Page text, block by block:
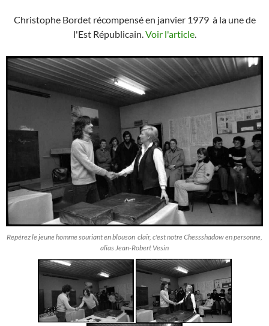
Christophe Bordet récompensé en janvier 1979 à la une de
l'Est Républicain.Voir l'article.
Repérez le jeune homme souriant en blouson clair, c'est notre Chessshadow en personne,
alias Jean-Robert Vesin